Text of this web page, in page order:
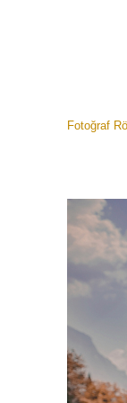
Fotoğraf